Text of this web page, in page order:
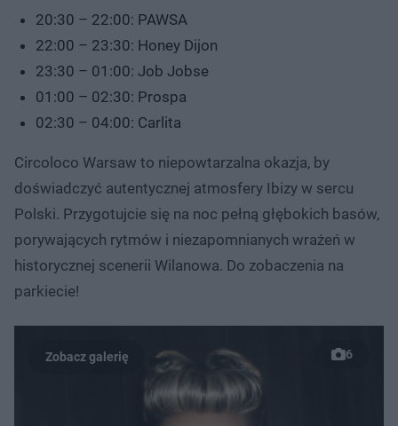
20:30 – 22:00: PAWSA
22:00 – 23:30: Honey Dijon
23:30 – 01:00: Job Jobse
01:00 – 02:30: Prospa
02:30 – 04:00: Carlita
Circoloco Warsaw to niepowtarzalna okazja, by
doświadczyć autentycznej atmosfery Ibizy w sercu
Polski. Przygotujcie się na noc pełną głębokich basów,
porywających rytmów i niezapomnianych wrażeń w
historycznej scenerii Wilanowa. Do zobaczenia na
parkiecie!
6